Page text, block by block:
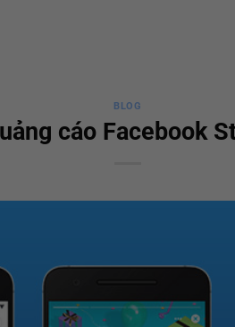
BLOG
cáo Facebook